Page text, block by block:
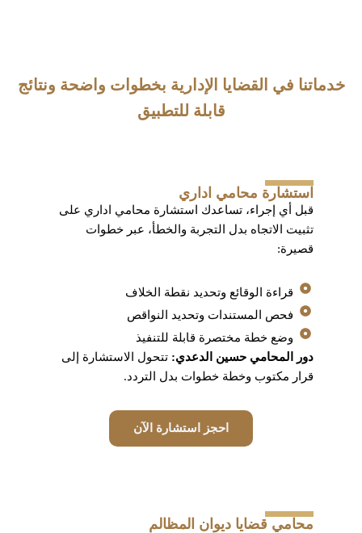
خدماتنا في القضايا الإدارية بخطوات واضحة ونتائج
قابلة للتطبيق
استشارة محامي اداري
قبل أي إجراء، تساعدك استشارة محامي اداري على
تثبيت الاتجاه بدل التجربة والخطأ، عبر خطوات
قصيرة:
قراءة الوقائع وتحديد نقطة الخلاف
فحص المستندات وتحديد النواقص
وضع خطة مختصرة قابلة للتنفيذ
دور المحامي حسين الدعدي: تتحول الاستشارة إلى
قرار مكتوب وخطة خطوات بدل التردد.
احجز استشارة الآن
محامي قضايا ديوان المظالم